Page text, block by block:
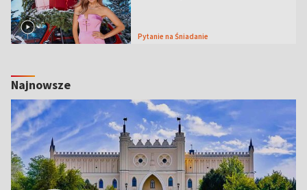
Pytanie na Śniadanie
Najnowsze